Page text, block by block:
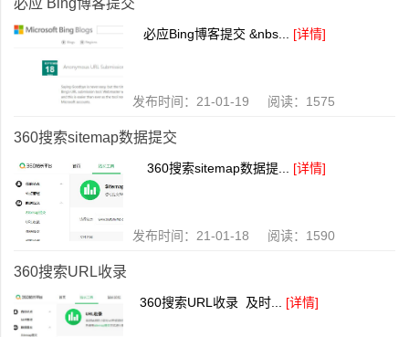
必应 Bing博客提交
必应Bing博客提交 &nbs... [详情]
发布时间：21-01-19 阅读：1575
360搜索sitemap数据提交
360搜索sitemap数据提... [详情]
发布时间：21-01-18 阅读：1590
360搜索URL收录
360搜索URL收录 及时... [详情]